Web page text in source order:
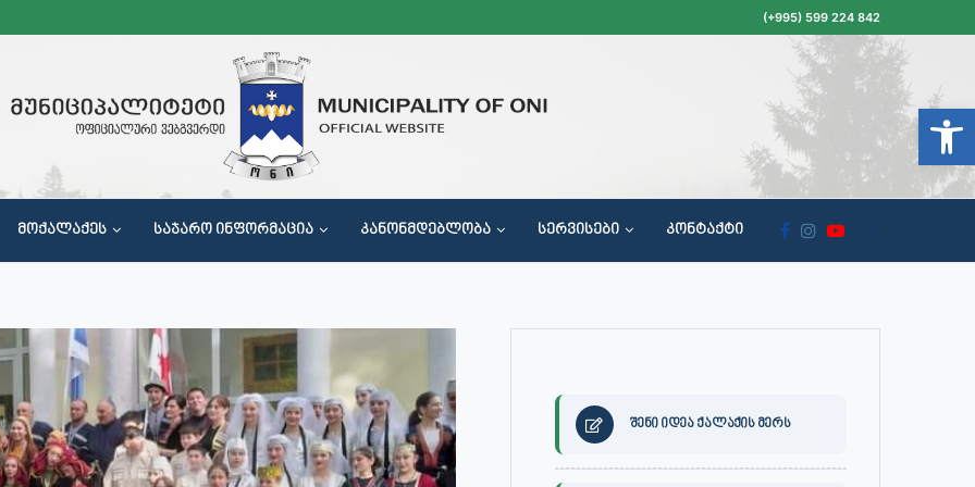
(+995) 599 224 842
ᲛᲝᲥᲐᲚᲐᲥᲔᲡ ᲡᲐᲯᲐᲠᲝ ᲘᲜᲤᲝᲠᲛᲐᲪᲘᲐ ᲙᲐᲜᲝᲜᲛᲓᲔᲑᲚᲝᲑᲐ ᲡᲔᲠᲕᲘᲡᲔᲑᲘ ᲙᲝᲜᲢᲐᲥᲢᲘ
შენი იდეა ქალაქის მერს